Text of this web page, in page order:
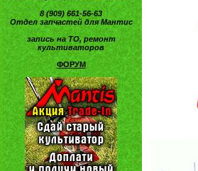
8 (909) 661-56-63
Отдел запчастей для Мантис
запись на ТО, ремонт
культиваторов
ФОРУМ